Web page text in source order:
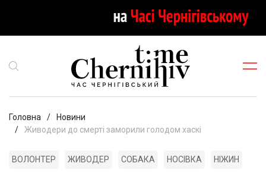
Головна
Новини
Живодери до смерті заморили голодом хаскі
ВОЛОНТЕР ЖИВОДЕР СОБАКА НОСІВКА НІЖИН